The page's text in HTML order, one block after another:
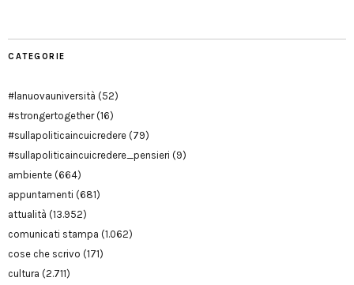
CATEGORIE
#lanuovauniversità (52)
#strongertogether(16)
#sullapoliticaincuicredere (79)
#sullapoliticaincuicredere_pensieri (9)
ambiente (664)
appuntamenti (681)
attualità (13.952)
comunicati stampa (1.062)
cose che scrivo (171)
cultura (2.711)